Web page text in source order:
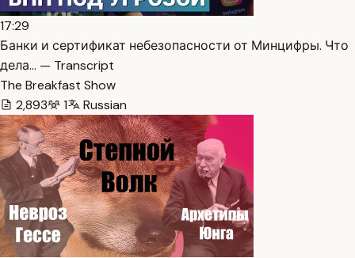
17:29
Банки и сертификат небезопасности от Минцифры. Что
дела… — Transcript
The Breakfast Show
2,893
1 Russian